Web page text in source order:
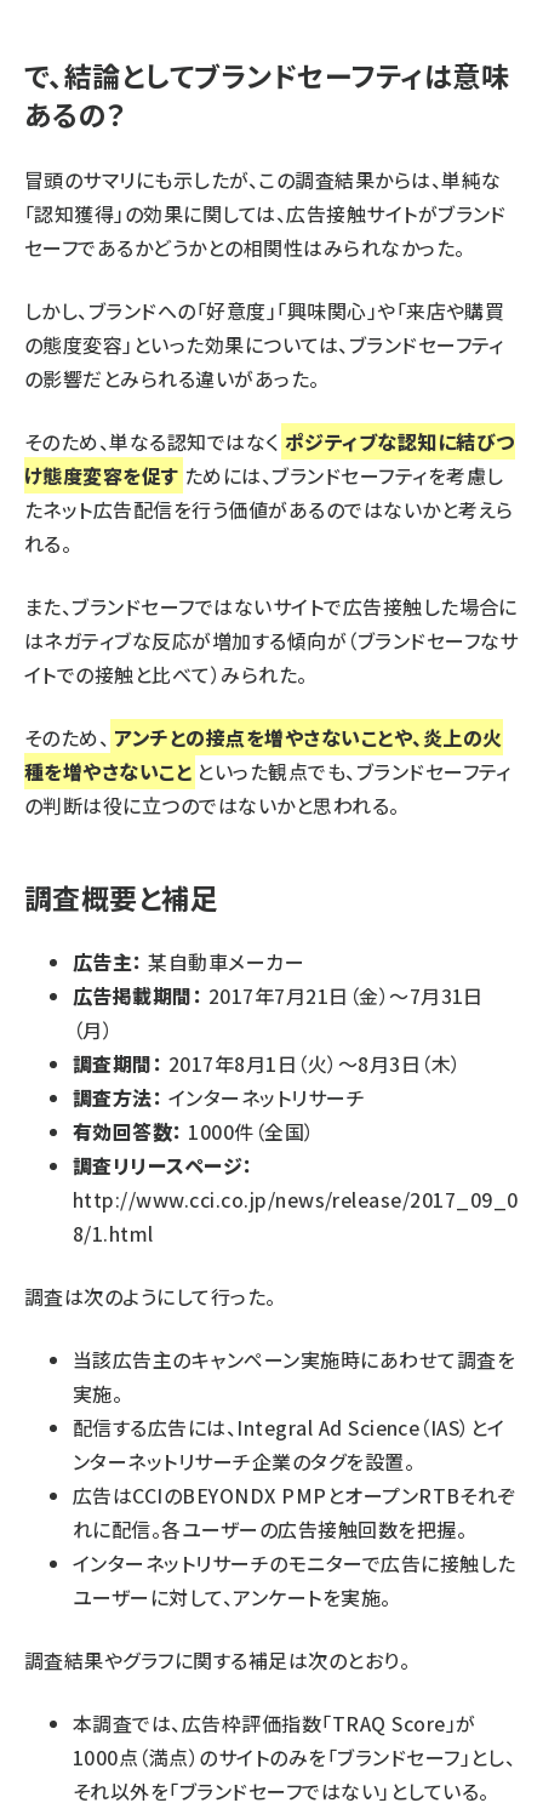
で、結論としてブランドセーフティは意味
あるの？
冒頭のサマリにも示したが、この調査結果からは、単純な
「認知獲得」の効果に関しては、広告接触サイトがブランド
セーフであるかどうかとの相関性はみられなかった。
しかし、ブランドへの「好意度」「興味関心」や「来店や購買
の態度変容」といった効果については、ブランドセーフティ
の影響だとみられる違いがあった。
そのため、単なる認知ではなく ポジティブな認知に結びつ
け態度変容を促す ためには、ブランドセーフティを考慮し
たネット広告配信を行う価値があるのではないかと考えら
れる。
また、ブランドセーフではないサイトで広告接触した場合に
はネガティブな反応が増加する傾向が（ブランドセーフなサ
イトでの接触と比べて）みられた。
そのため、 アンチとの接点を増やさないことや、炎上の火
種を増やさないこと といった観点でも、ブランドセーフティ
の判断は役に立つのではないかと思われる。
調査概要と補足
広告主： 某自動車メーカー
広告掲載期間： 2017年7月21日（金）～7月31日
（月）
調査期間： 2017年8月1日（火）～8月3日（木）
調査方法： インターネットリサーチ
有効回答数： 1000件（全国）
調査リリースページ：
http://www.cci.co.jp/news/release/2017_09_0
8/1.html
調査は次のようにして行った。
当該広告主のキャンペーン実施時にあわせて調査を
実施。
配信する広告には、Integral Ad Science（IAS）とイ
ンターネットリサーチ企業のタグを設置。
広告はCCIのBEYONDX PMPとオープンRTBそれぞ
れに配信。各ユーザーの広告接触回数を把握。
インターネットリサーチのモニターで広告に接触した
ユーザーに対して、アンケートを実施。
調査結果やグラフに関する補足は次のとおり。
本調査では、広告枠評価指数「TRAQ Score」が
1000点（満点）のサイトのみを「ブランドセーフ」とし、
それ以外を「ブランドセーフではない」としている。